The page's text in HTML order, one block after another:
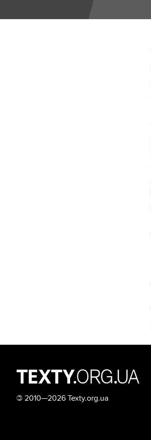
© 2010—2026 Texty.org.ua